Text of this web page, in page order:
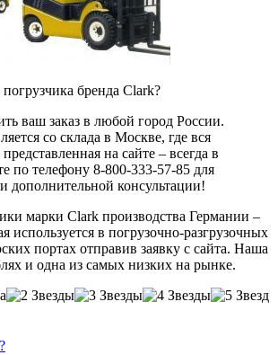
бренда Clark?
ваш заказ в любой город России.
со склада в Москве, где вся
на сайте – всегда в
по телефону 8-800-333-57-85 для
дополнительной консультации!
марки Clark производства Германии –
используется в погрузочно-разгрузочных
портах отправив заявку с сайта. Наша
и одна из самых низких на рынке.